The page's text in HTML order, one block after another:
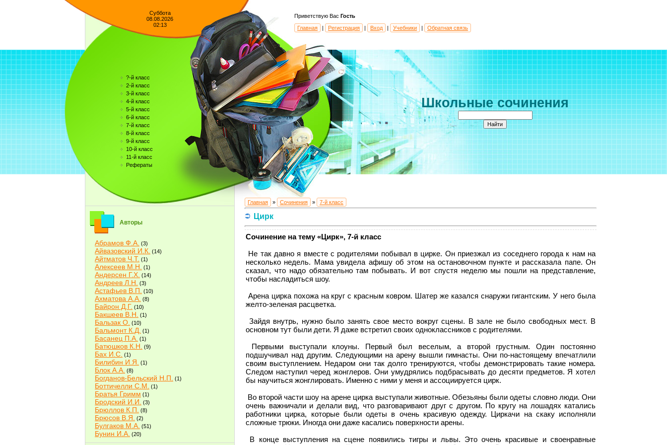
Суббота
08.08.2026
02:13
?-й класс
2-й класс
3-й класс
4-й класс
5-й класс
6-й класс
7-й класс
8-й класс
9-й класс
10-й класс
11-й класс
Рефераты
Авторы
Абрамов Ф.А. (3)
Айвазовский И.К. (14)
Айтматов Ч.Т. (1)
Алексеев М.Н. (1)
Андерсен Г.Х. (14)
Андреев Л.Н. (3)
Астафьев В.П. (10)
Ахматова А.А. (8)
Байрон Д.Г. (10)
Бакшеев В.Н. (1)
Бальзак О. (10)
Бальмонт К.Д. (1)
Басанец П.А. (1)
Батюшков К.Н. (9)
Бах И.С. (1)
Билибин И.Я. (1)
Блок А.А. (8)
Богданов-Бельский Н.П. (1)
Боттичелли С.М. (1)
Братья Гримм (1)
Бродский И.И. (3)
Брюллов К.П. (8)
Брюсов В.Я. (2)
Булгаков М.А. (51)
Бунин И.А. (20)
Быков В.В.(2)
Приветствую Вас Гость
Главная
| Регистрация | Вход | Учебники | Обратная связь
Школьные сочинения
Главная » Сочинения » 7-й класс
Цирк
Сочинение на тему «Цирк», 7-й класс
Не так давно я вместе с родителями побывал в цирке. Он приезжал из соседнего города к нам на
несколько недель. Мама увидела афишу об этом на остановочном пункте и рассказала папе. Он
сказал, что надо обязательно там побывать. И вот спустя неделю мы пошли на представление,
чтобы насладиться шоу.
Арена цирка похожа на круг с красным ковром. Шатер же казался снаружи гигантским. У него была
желто-зеленая расцветка.
Зайдя внутрь, нужно было занять свое место вокруг сцены. В зале не было свободных мест. В
основном тут были дети. Я даже встретил своих одноклассников с родителями.
Первыми выступали клоуны. Первый был веселым, а второй грустным. Один постоянно
подшучивал над другим. Следующими на арену вышли гимнасты. Они по-настоящему впечатлили
своим выступлением. Недаром они так долго тренируются, чтобы демонстрировать такие номера.
Следом наступил черед жонглеров. Они умудрялись подбрасывать до десяти предметов. Я хотел
бы научиться жонглировать. Именно с ними у меня и ассоциируется цирк.
Во второй части шоу на арене цирка выступали животные. Обезьяны были одеты словно люди. Они
очень важничали и делали вид, что разговаривают друг с другом. По кругу на лошадях катались
работники цирка, которые были одеты в очень красивую одежду. Циркачи на скаку исполняли
сложные трюки. Иногда они даже касались поверхности арены.
В конце выступления на сцене появились тигры и львы. Это очень красивые и своенравные